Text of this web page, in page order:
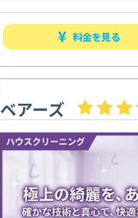
料金を見る
ベアーズ